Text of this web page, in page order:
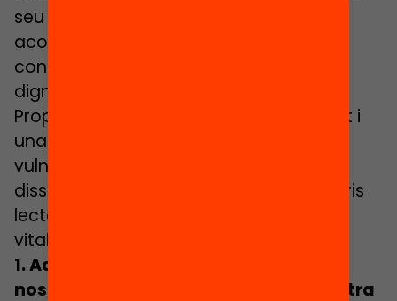
seu propi procés vital i nosaltres els
acompanyem, des de la lectura per
construir col·lectivament un món més
digne per a tothom.
Proposem, doncs, un treball més acurat i
una mirada profunda d’aquesta
vulnerabilitat social que possibiliti
dissenyar i disposar de diferents itineraris
lectors adaptats a cada circumstància
vital, a cada grup, a cada intervenció:
1. Adaptar els espais interiors de les
nostres biblioteques i estendre la nostra